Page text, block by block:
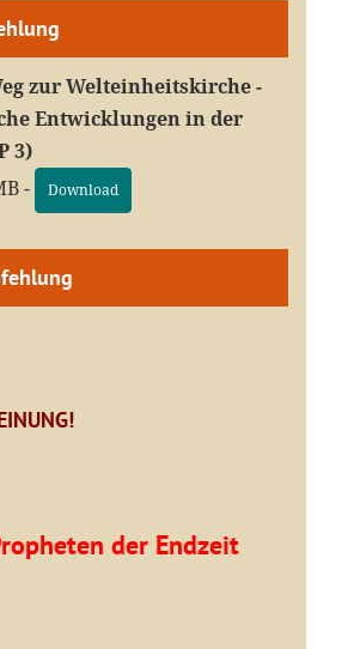
zur Welteinheitskirche -
Entwicklungen in der
3)
-
Download
der Endzeit